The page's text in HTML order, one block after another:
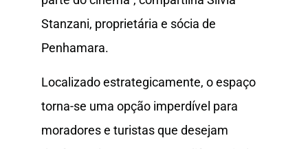
Stanzani, proprietária e sócia de
Penhamara.
Localizado estrategicamente, o espaço
torna-se uma opção imperdível para
moradores e turistas que desejam